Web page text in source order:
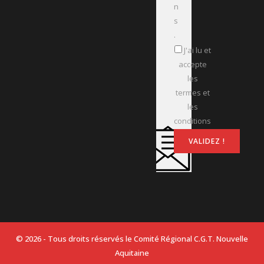
n
s
.
J'ai lu et
accepte
les
termes et
les
conditions
© 2026 - Tous droits réservés le Comité Régional C.G.T. Nouvelle
Aquitaine